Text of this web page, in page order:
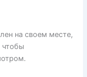
на своем месте,
чтобы